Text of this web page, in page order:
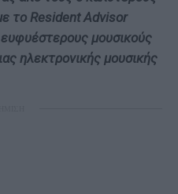
το Resident Advisor
μουσικούς
ηλεκτρονικής μουσικής